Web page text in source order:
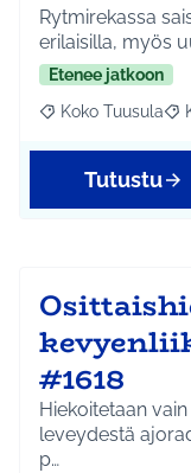
Rytmirekassa
erilaisilla, myös
Etenee jatkoon
Rajaa tulokset
Koko Tuusula
Tutustu
#1618
Hiekoitetaan
leveydestä
p…